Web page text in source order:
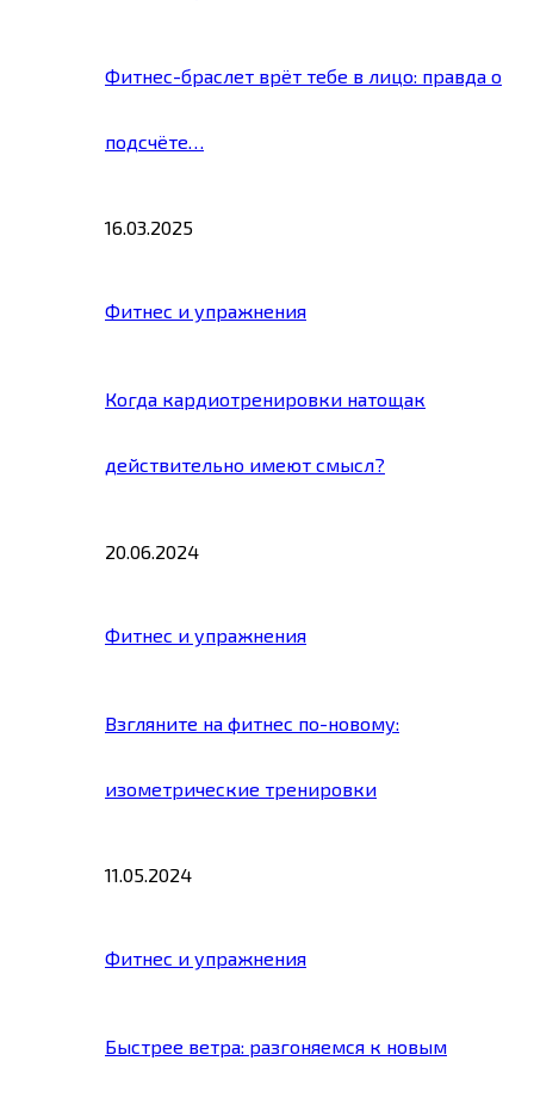
Фитнес-браслет врёт тебе в лицо: правда о
подсчёте…
16.03.2025
Фитнес и упражнения
Когда кардиотренировки натощак
действительно имеют смысл?
20.06.2024
Фитнес и упражнения
Взгляните на фитнес по-новому:
изометрические тренировки
11.05.2024
Фитнес и упражнения
Быстрее ветра: разгоняемся к новым